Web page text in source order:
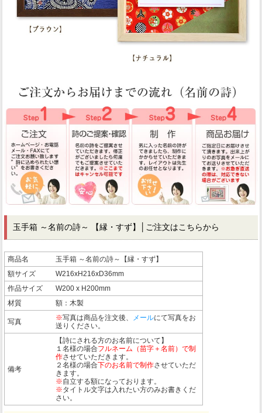
玉手箱 ～名前の詩～ 【縁・すず】 │ご注文はこちらから
商品名
玉手箱 ～名前の詩～【縁・すず】
額サイズ
W216xH216xD36mm
作品サイズ
W200 x H200mm
材質
額：木製
写真 ※写真は商品を注文後、 メールにて写真をお
送りください。
備考
【詩にされる方のお名前について】
１名様の場合フルネーム（苗字＋名前）で制
作させていただきます。
２名様の場合下のお名前で制作させていただ
きます。
※自立する額になっております。
※タイトル文字は入れたい方のみお書きくだ
さい。